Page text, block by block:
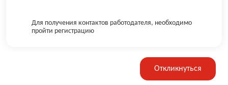
Для получения контактов работодателя, необходимо
пройти регистрацию
Откликнуться